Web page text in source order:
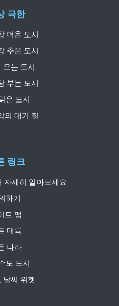
링크
자세히 알아보세요
하기
트 맵
대륙
나라
도 도시
날씨 위젯
극한
더운 도시
추운 도시
오는 도시
부는 도시
은 도시
의 대기 질